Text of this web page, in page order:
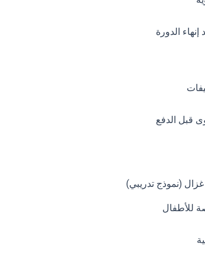
الدورة
قبل الدفع
(نموذج تدريبي)
للأطفال